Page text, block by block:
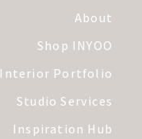
About
Shop INYOO
Interior Portfolio
Studio Services
Inspiration Hub